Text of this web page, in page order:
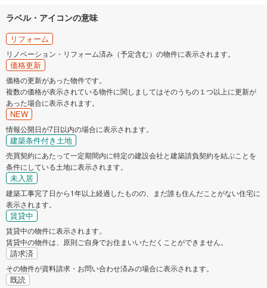
ラベル・アイコンの意味
リフォーム
リノベーション・リフォーム済み（予定含む）の物件に表示されます。
価格更新
価格の更新があった物件です。
複数の価格が表示されている物件に関しましてはそのうちの１つ以上に更新が
あった場合に表示されます。
NEW
情報公開日が7日以内の場合に表示されます。
建築条件付き土地
売買契約にあたって一定期間内に特定の建設会社と建築請負契約を結ぶことを
条件にしている土地に表示されます。
未入居
建築工事完了日から1年以上経過したものの、まだ誰も住んだことがない住宅に
表示されます。
賃貸中
賃貸中の物件に表示されます。
賃貸中の物件は、原則ご自身でお住まいいただくことができません。
請求済
その物件が資料請求・お問い合わせ済みの場合に表示されます。
既読